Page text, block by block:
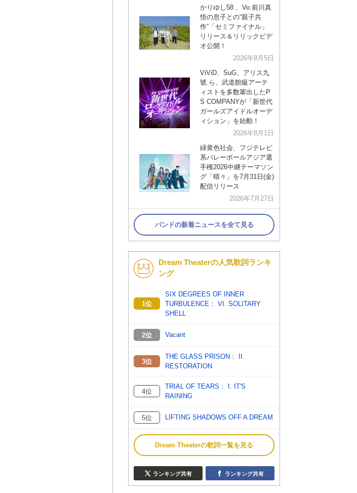
洋楽
VTuber ディズニー
かりゆし58 、Vo.前川真
悟の息子との“親子共
作”「セミファイナル」
リリース＆リリックビデ
オ公開！
2026年8月5日
ViViD、SuG、アリス九
號.ら、武道館級アーテ
ィストを多数輩出したP
S COMPANYが「新世代
ガールズアイドルオーデ
ィション」を始動！
2026年8月1日
緑黄色社会、フジテレビ
系バレーボールアジア選
手権2026中継テーマソン
グ「晴々」を7月31日(金)
配信リリース
2026年7月27日
バンドの新着ニュースを全て見る
Dream Theaterの人気歌詞ランキ
ング
1位
SIX DEGREES OF INNER
TURBULENCE： VI. SOLITARY
SHELL
2位 Vacant
3位
THE GLASS PRISON： II.
RESTORATION
4位
TRIAL OF TEARS： I. IT'S
RAINING
5位 LIFTING SHADOWS OFF A DREAM
Dream Theaterの歌詞一覧を見る
ランキング共有 ランキング共有